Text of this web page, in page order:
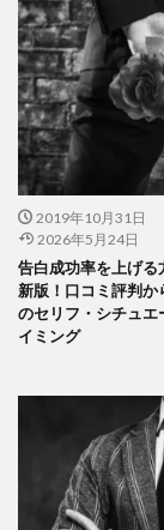
2019年10月31日
2026年5月24日
告白成功率を上げ
新版！口コミ評判か
のセリフ・シチュエ
イミング